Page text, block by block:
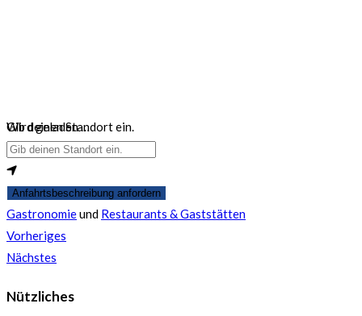
Wird geladen …
Gib deinen Standort ein.
Anfahrtsbeschreibung anfordern
Gastronomieund Restaurants & Gaststätten
Vorheriges
Nächstes
Nützliches